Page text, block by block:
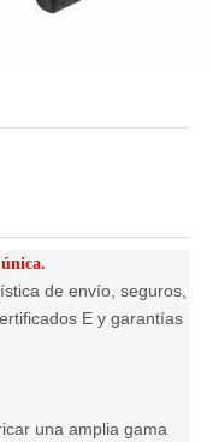
de envío, seguros,
E y garantías
una amplia gama